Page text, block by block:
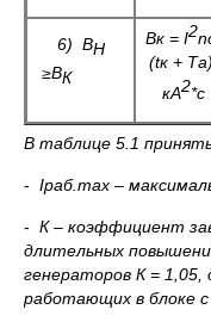
6) ВН
≥ВК
Вк = I2n
(tк + Та),
кА2*с
В таблице 5.1
- Iраб.max –
- К – коэффициент
длительных
генераторов К =
работающих в блоке